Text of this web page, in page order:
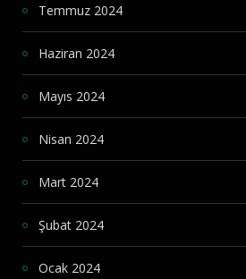
Temmuz 2024
Haziran 2024
Mayıs 2024
Nisan 2024
Mart 2024
Şubat 2024
Ocak 2024